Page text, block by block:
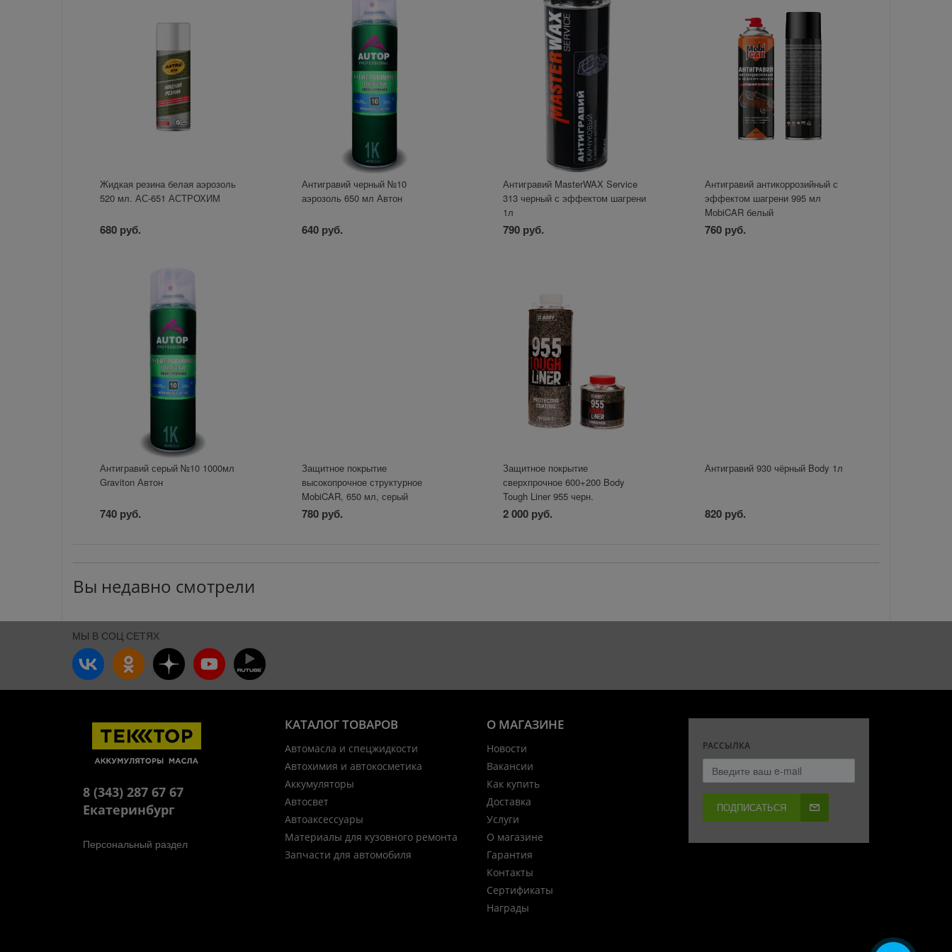
Жидкая резина белая аэрозоль
520 мл. АС-651 АСТРОХИМ
680 руб.
Антигравий черный №10
аэрозоль 650 мл Автон
640 руб.
Антигравий MasterWAX Service
313 черный с эффектом шагрени
1л
790 руб.
Антигравий антикоррозийный с
эффектом шагрени 995 мл
MobiCAR белый
760 руб.
Антигравий серый №10 1000мл
Graviton Автон
740 руб.
Защитное покрытие
высокопрочное структурное
MobiCAR, 650 мл, серый
780 руб.
Защитное покрытие
сверхпрочное 600+200 Body
Tough Liner 955 черн.
2 000 руб.
Антигравий 930 чёрный Body 1л
820 руб.
Вы недавно смотрели
МЫ В СОЦ СЕТЯХ
О МАГАЗИНЕ
Новости
Вакансии
Как купить
Доставка
Услуги
О магазине
Гарантия
Контакты
Сертификаты
Награды
КАТАЛОГ ТОВАРОВ
Автомасла и спецжидкости
Автохимия и автокосметика
Аккумуляторы
Автосвет
Автоаксессуары
Материалы для кузовного ремонта
Запчасти для автомобиля
РАССЫЛКА
ПОДПИСАТЬСЯ
8 (343) 287 67 67
Екатеринбург
Персональный раздел